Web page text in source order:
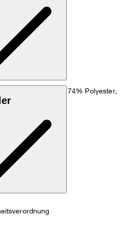
Viskosemix aus 74% Polyester,